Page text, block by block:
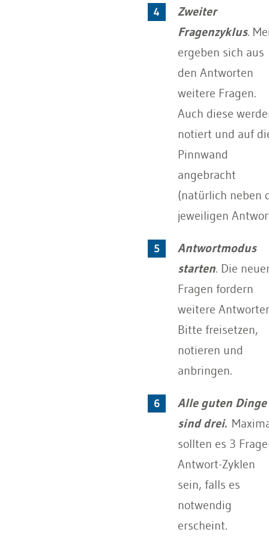
Zweiter
Fragenzyklus.
ergeben sich aus
den Antworten
weitere Fragen.
Auch diese
notiert und auf
Pinnwand
angebracht
(natürlich neben
jeweiligen
Antwortmodus
starten. Die
Fragen fordern
weitere
Bitte freisetzen,
notieren und
anbringen.
Alle guten Dinge
sind drei.
sollten es 3
Antwort-Zyklen
sein, falls es
notwendig
erscheint.